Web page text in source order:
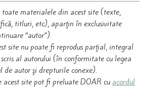
materialele din acest site (texte,
titluri, etc), aparţin în exclusivitate
“autor”).
site nu poate fi reprodus parţial, integral
al autorului (în conformitate cu legea
autor şi drepturile conexe).
acest site pot fi preluate DOAR cu acordul